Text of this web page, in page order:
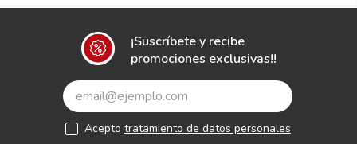
¡Suscríbete y recibe
promociones exclusivas!!
Acepto tratamiento de datos personales